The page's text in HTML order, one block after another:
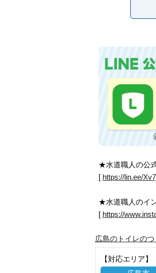
★水道職人の公
[ https://lin.ee/
★水道職人のイ
[ https://
広島のトイレの
【対応エリア】